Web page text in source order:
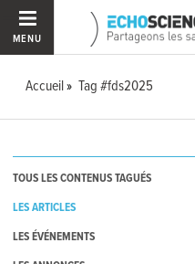
MENU
Accueil Tag #fds2025
TOUS LES CONTENUS TAGUÉS
LES ARTICLES
LES ÉVÉNEMENTS